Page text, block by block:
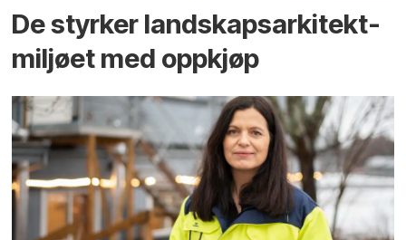
De styrker landskaps­arkitekt­
miljøet med oppkjøp